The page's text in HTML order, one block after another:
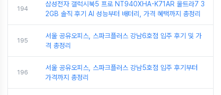
194
삼성전자 갤럭시북5 프로 NT940XHA-K71AR 울트라7 3
2GB 솔직 후기 AI 성능부터 배터리, 가격 혜택까지 총정리
195
서울 공유오피스, 스파크플러스 강남6호점 입주 후기 및 가
격 총정리
196
서울 공유오피스, 스파크플러스 강남5호점 입주 후기부터
가격까지 총정리